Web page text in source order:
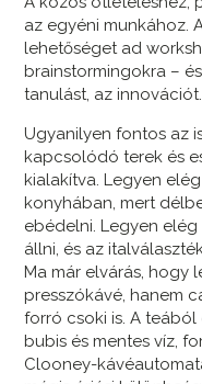
az egyéni munkához.
lehetőséget ad
brainstormingokra –
tanulást, az innovációt.
Ugyanilyen fontos az
kapcsolódó terek és
kialakítva. Legyen
konyhában, mert
ebédelni. Legyen
állni, és az
Ma már elvárás, hogy
presszókávé, hanem
forró csoki is. A
bubis és mentes víz,
Clooney-